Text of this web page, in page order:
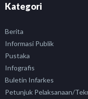
Kategori
Berita
Informasi Publik
Pustaka
Infografis
Buletin Infarkes
Petunjuk Pelaksanaan/